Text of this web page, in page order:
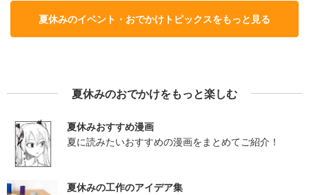
夏休みのイベント・おでかけトピックスをもっと見る
夏休みのおでかけをもっと楽しむ
夏休みおすすめ漫画
夏に読みたいおすすめの漫画をまとめてご紹介！
夏休みの工作のアイデア集